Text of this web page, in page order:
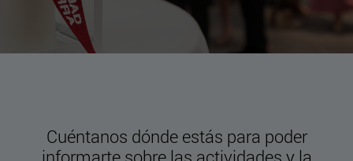
Cuéntanos dónde estás para poder